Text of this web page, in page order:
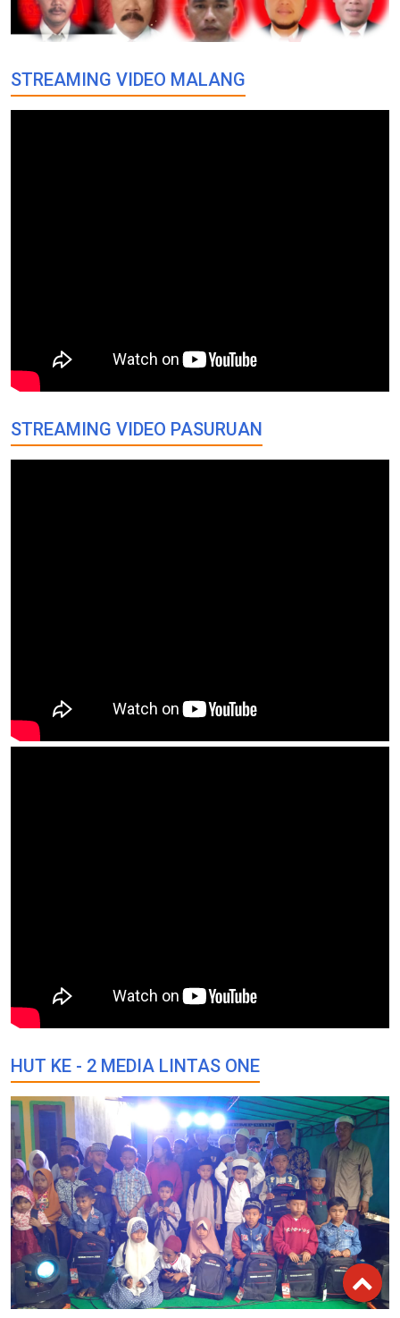
STREAMING VIDEO MALANG
STREAMING VIDEO PASURUAN
HUT KE - 2 MEDIA LINTAS ONE